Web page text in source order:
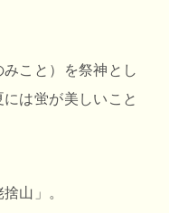
こと）を祭神とし
は蛍が美しいこと
山」。